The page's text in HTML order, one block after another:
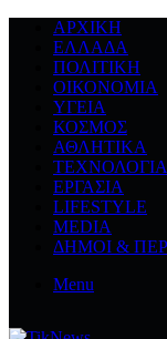
ΑΡΧΙΚΉ
ΕΛΛΆΔΑ
ΠΟΛΙΤΙΚΉ
ΟΙΚΟΝΟΜΊΑ
ΥΓΕΊΑ
ΚΌΣΜΟΣ
ΑΘΛΗΤΙΚΆ
ΤΕΧΝΟΛΟΓΙΆ
ΕΡΓΑΣΊΑ
LIFESTYLE
MEDIA
ΔΉΜΟΙ &
Menu